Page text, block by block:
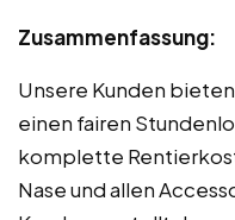
Zusammenfassung:
Unsere Kunden
einen fairen
komplette
Nase und allen